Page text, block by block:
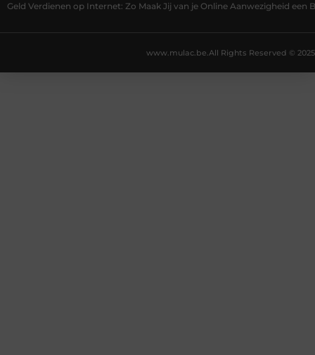
Geld Verdienen op Internet: Zo Maak Jij van je Online Aanwezigheid een
All Rights Reserved © 2025
www.mulac.be.